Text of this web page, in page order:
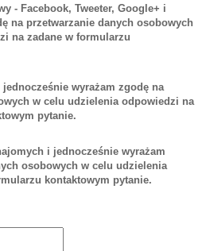
- Facebook, Tweeter, Google+ i
na przetwarzanie danych osobowych
na zadane w formularzu
wyrażam zgodę na
w celu udzielenia odpowiedzi na
pytanie.
i jednocześnie wyrażam
osobowych w celu udzielenia
kontaktowym pytanie.